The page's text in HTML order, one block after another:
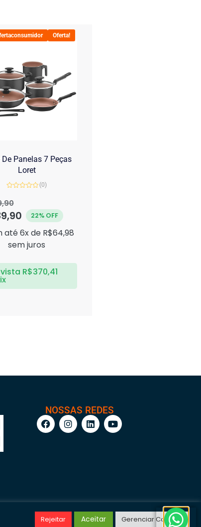
Oferta!
Panelas 7 Peças
Loret
0
de
(0)
22% OFF
até 6x de R$64,98
sem juros
R$370,41
NOSSAS REDES
Rejeitar Aceitar Gerenciar Cookies